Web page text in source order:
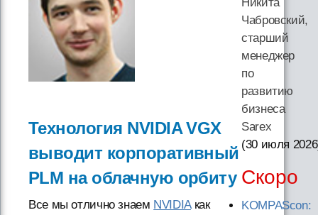
Технология NVIDIA VGX
выводит корпоративный
PLM на облачную орбиту
Все мы отлично знаем NVIDIAкак
Чабровский,
старший
менеджер
по
развитию
бизнеса
Sarex
(30 июля 2026
Скоро
KOMPAScon: